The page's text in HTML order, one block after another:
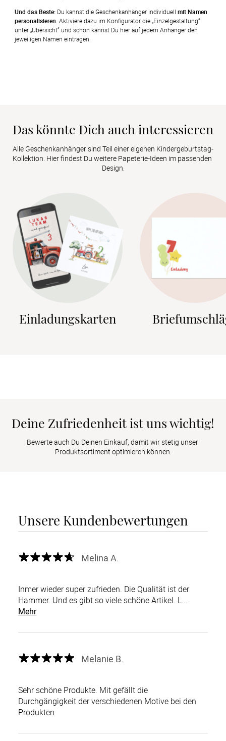
Und das Beste: Du kannst die Geschenkanhänger individuell mit Namen
personalisieren . Aktiviere dazu im Konfigurator die „Einzelgestaltung“
unter „Übersicht“ und schon kannst Du hier auf jedem Anhänger den
jeweiligen Namen eintragen.
Das könnte Dich auch interessieren
Alle Geschenkanhänger sind Teil einer eigenen Kindergeburtstag-
Kollektion. Hier findest Du weitere Papeterie-Ideen im passenden
Design.
Einladungskarten
Deine Zufriedenheit ist uns wichtig!
Bewerte auch Du Deinen Einkauf, damit wir stetig unser
Produktsortiment optimieren können.
Unsere Kundenbewertungen
Melina A.
Inmer wieder super zufrieden. Die Qualität ist der
Hammer. Und es gibt so viele schöne Artikel. L...
Mehr
Melanie B.
Sehr schöne Produkte. Mit gefällt die
Durchgängigkeit der verschiedenen Motive bei den
Produkten.